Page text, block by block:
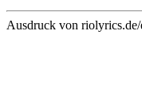
Ausdruck von